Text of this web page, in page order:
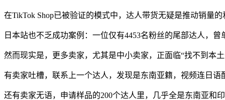
在TikTok Shop已被验证的模式中，达人带货无疑是推动销量的
日本站也不乏成功案例：一位仅有4453名粉丝的尾部达人，
然而现实是，更多卖家，尤其是中小卖家，正面临“找不到本
有卖家吐槽，联系上一个达人，发现是东南亚籍，视频连日语
还有卖家无语，申请样品的200个达人里，几乎全是东南亚和